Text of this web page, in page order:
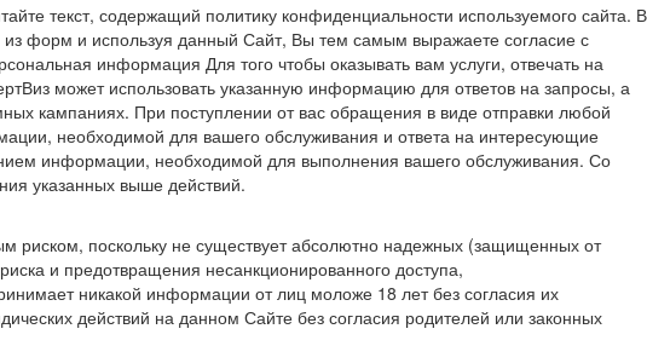
текст, содержащий политику конфиденциальности используемого сайта. В
форм и используя данный Сайт, Вы тем самым выражаете согласие с
информация Для того чтобы оказывать вам услуги, отвечать на
может использовать указанную информацию для ответов на запросы, а
кампаниях. При поступлении от вас обращения в виде отправки любой
необходимой для вашего обслуживания и ответа на интересующие
информации, необходимой для выполнения вашего обслуживания. Со
указанных выше действий.
риском, поскольку не существует абсолютно надежных (защищенных от
и предотвращения несанкционированного доступа,
никакой информации от лиц моложе 18 лет без согласия их
действий на данном Сайте без согласия родителей или законных